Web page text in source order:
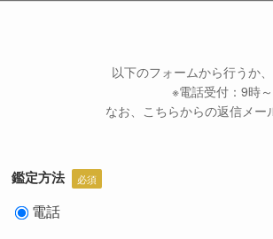
以下のフォームから行うか
※電話受付：9時
なお、こちらからの返信メ
鑑定方法 必須
電話